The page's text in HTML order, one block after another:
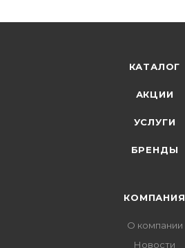
КАТАЛОГ
АКЦИИ
УСЛУГИ
БРЕНДЫ
КОМПАНИЯ
О компании
Новости